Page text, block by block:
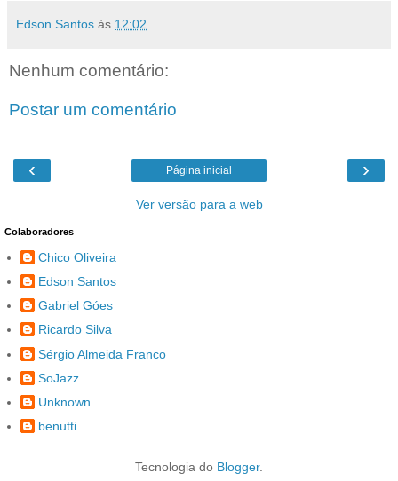
Edson Santos às 12:02
Nenhum comentário:
Postar um comentário
‹ ›
Página inicial
Ver versão para a web
Colaboradores
Chico Oliveira
Edson Santos
Gabriel Góes
Ricardo Silva
Sérgio Almeida Franco
SoJazz
Unknown
benutti
Tecnologia do Blogger.